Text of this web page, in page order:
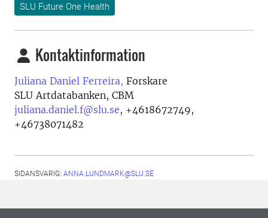
SLU Future One Health
Kontaktinformation
Juliana Daniel Ferreira, Forskare
SLU Artdatabanken, CBM
juliana.daniel.f@slu.se, +4618672749,
+46738071482
SIDANSVARIG: ANNA.LUNDMARK@SLU.SE